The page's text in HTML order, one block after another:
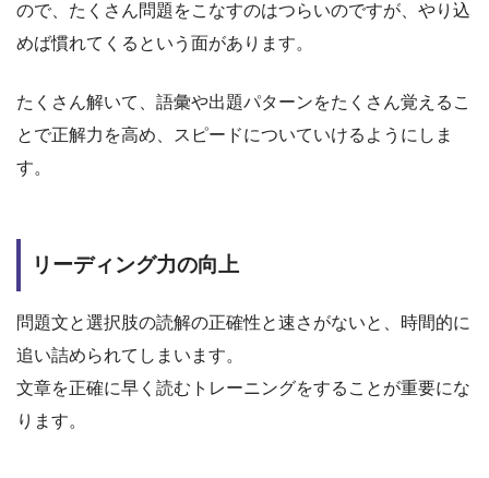
ので、たくさん問題をこなすのはつらいのですが、やり込
めば慣れてくるという面があります。
たくさん解いて、語彙や出題パターンをたくさん覚えるこ
とで正解力を高め、スピードについていけるようにしま
す。
リーディング力の向上
問題文と選択肢の読解の正確性と速さがないと、時間的に
追い詰められてしまいます。
文章を正確に早く読むトレーニングをすることが重要にな
ります。